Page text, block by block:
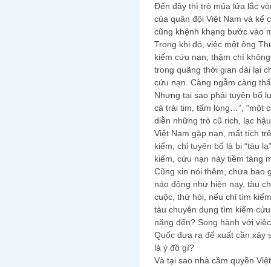
Đến đây thì trò múa lửa lắc
của quân đội Việt Nam và kể
cũng khệnh khạng bước vào
Trong khi đó, việc một ông
kiếm cứu nạn, thậm chí
trong quãng thời gian dài lại
cứu nạn. Càng ngẫm càng
Nhưng tại sao phải tuyên bố
cả trái tim, tấm lòng…”, “một
diễn những trò cũ rich, lạc
Việt Nam gặp nạn, mất tích
kiếm, chỉ tuyên bố là bị “tàu
kiếm, cứu nạn này tiềm tàng
Cũng xin nói thêm, chưa bao
náo động như hiện nay, tàu
cuộc, thử hỏi, nếu chỉ tìm
tàu chuyên dụng tìm kiếm
nặng đến? Song hành với
Quốc đưa ra để xuất cần xây
là ý đồ gì?
Và tại sao nhà cầm quyền